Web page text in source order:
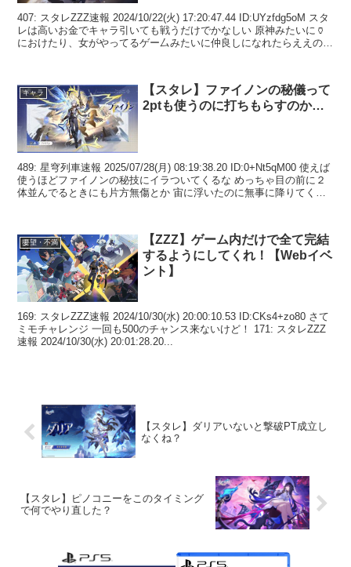
407: スタレZZZ速報 2024/10/22(火) 17:20:47.44 ID:UYzfdg5oM スタ
レは高いお金でキャラ引いても戦うだけでかなしい 原神みたいに🏺
におけたり、女がやってるゲー厶みたいに仲良しになれたらええのに
キャラ
【スタレ】ファイノンの秘儀って
2ptも使うのに打ちもらすのか…
489: 星穹列車速報 2025/07/28(月) 08:19:38.20 ID:0+Nt5qM00 使えば
使うほどファイノンの秘技にイラついてくるな めっちゃ目の前に２
体並んでるときにも片方無傷とか 宙に浮いたのに無事に降りてくる
要望・不満
【ZZZ】ゲーム内だけで全て完結
するようにしてくれ！【Webイベ
ント】
169: スタレZZZ速報 2024/10/30(水) 20:00:10.53 ID:CKs4+zo80 さて
ミモチャレンジ 一回も500のチャンス来ないけど！ 171: スタレZZZ
速報 2024/10/30(水) 20:01:28.20...
【スタレ】ダリアいないと撃破PT成立し
なくね？
【スタレ】ピノコニーをこのタイミング
で何でやり直した？